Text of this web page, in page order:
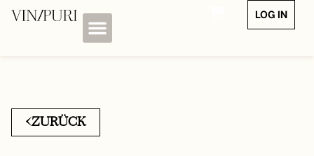
LOG IN
ZURÜCK